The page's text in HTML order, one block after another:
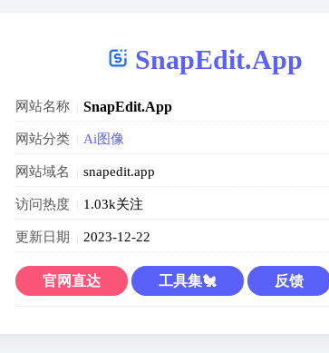
SnapEdit.App
网站名称 SnapEdit.App
网站分类 Ai图像
网站域名 snapedit.app
访问热度 1.03k关注
更新日期 2023-12-22
官网直达 工具集🐔 反馈